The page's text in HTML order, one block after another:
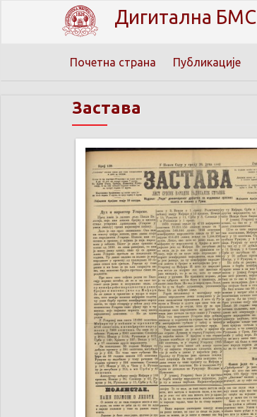
Дигитална БМС
Почетна страна Публикације
Застава